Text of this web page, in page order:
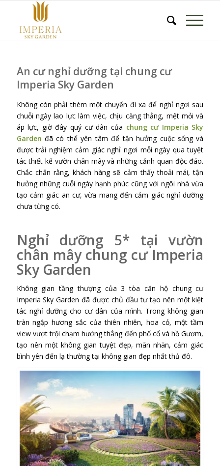
An cư nghỉ dưỡng tại chung cư
Imperia Sky Garden
Không còn phải thèm một chuyến đi xa để nghỉ ngơi sau
chuỗi ngày lao lực làm việc, chịu căng thẳng, mệt mỏi và
áp lực, giờ đây quý cư dân của chung cư Imperia Sky
Garden đã có thể yên tâm để tận hưởng cuộc sống và
được trải nghiệm cảm giác nghỉ ngơi mỗi ngày qua tuyệt
tác thiết kế vườn chân mây và những cảnh quan độc đáo.
Chắc chắn rằng, khách hàng sẽ cảm thấy thoải mái, tận
hưởng những cuỗi ngày hạnh phúc cũng với ngôi nhà vừa
tạo cảm giác an cư, vừa mang đến cảm giác nghỉ dưỡng
chưa từng có.
Nghỉ dưỡng 5* tại vườn
chân mây chung cư Imperia
Sky Garden
Không gian tầng thượng của 3 tòa căn hộ chung cư
Imperia Sky Garden đã được chủ đầu tư tạo nên một kiệt
tác nghỉ dưỡng cho cư dân của mình. Trong không gian
tràn ngập hương sắc của thiên nhiên, hoa cỏ, một tầm
view vượt trội chạm hướng thẳng đến phố cổ và hồ Gươm,
tạo nên một không gian tuyệt đẹp, mãn nhãn, cảm giác
bình yên đến lạ thường tại không gian đẹp nhất thủ đô.